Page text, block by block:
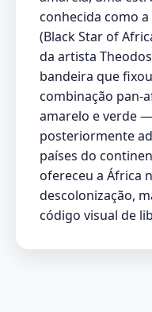
conhecida como
(Black Star of
da artista
bandeira que
combinação pan-
amarelo e verde
posteriormente
países do
ofereceu a África
descolonização,
código visual de